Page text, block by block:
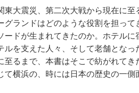
大震災、第二次大戦から現在に至
グランドはどのような役割を担っ
ードが生まれてきたのか。ホテル
ルを支えた人々、そして老舗となっ
至るまで、本書はそこで紡がれて
て横浜の、時には日本の歴史の一側